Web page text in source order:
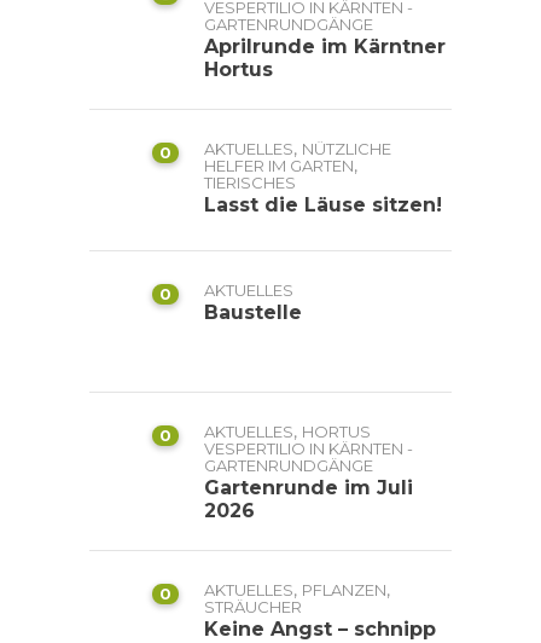
VESPERTILIO IN KÄRNTEN -
GARTENRUNDGÄNGE
Aprilrunde im Kärntner
Hortus
0 AKTUELLES, NÜTZLICHE
HELFER IM GARTEN,
TIERISCHES
Lasst die Läuse sitzen!
0 AKTUELLES
Baustelle
0 AKTUELLES, HORTUS
VESPERTILIO IN KÄRNTEN -
GARTENRUNDGÄNGE
Gartenrunde im Juli
2026
0 AKTUELLES, PFLANZEN,
STRÄUCHER
Keine Angst – schnipp